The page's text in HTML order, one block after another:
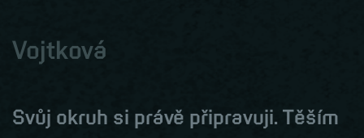
Vojtková
Svůj okruh si právě připravuji. Těším